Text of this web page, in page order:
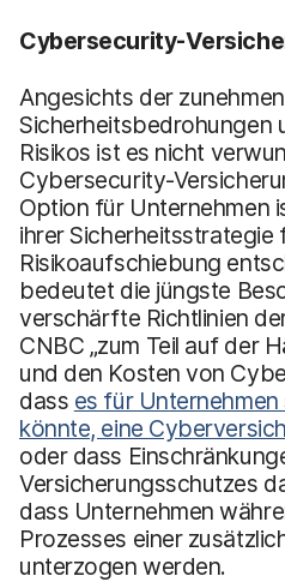
Cybersecurity-
Angesichts der
Sicherheitsbedrohungen
Risikos ist es nicht
Cybersecurity-
Option für Unternehmen
ihrer Sicherheitsstrategie
Risikoaufschiebung
bedeutet die jüngste
verschärfte Richtlinien
CNBC „zum Teil auf der
und den Kosten von
dass es für
könnte, eine
oder dass
Versicherungsschutzes
dass Unternehmen
Prozesses einer
unterzogen werden.